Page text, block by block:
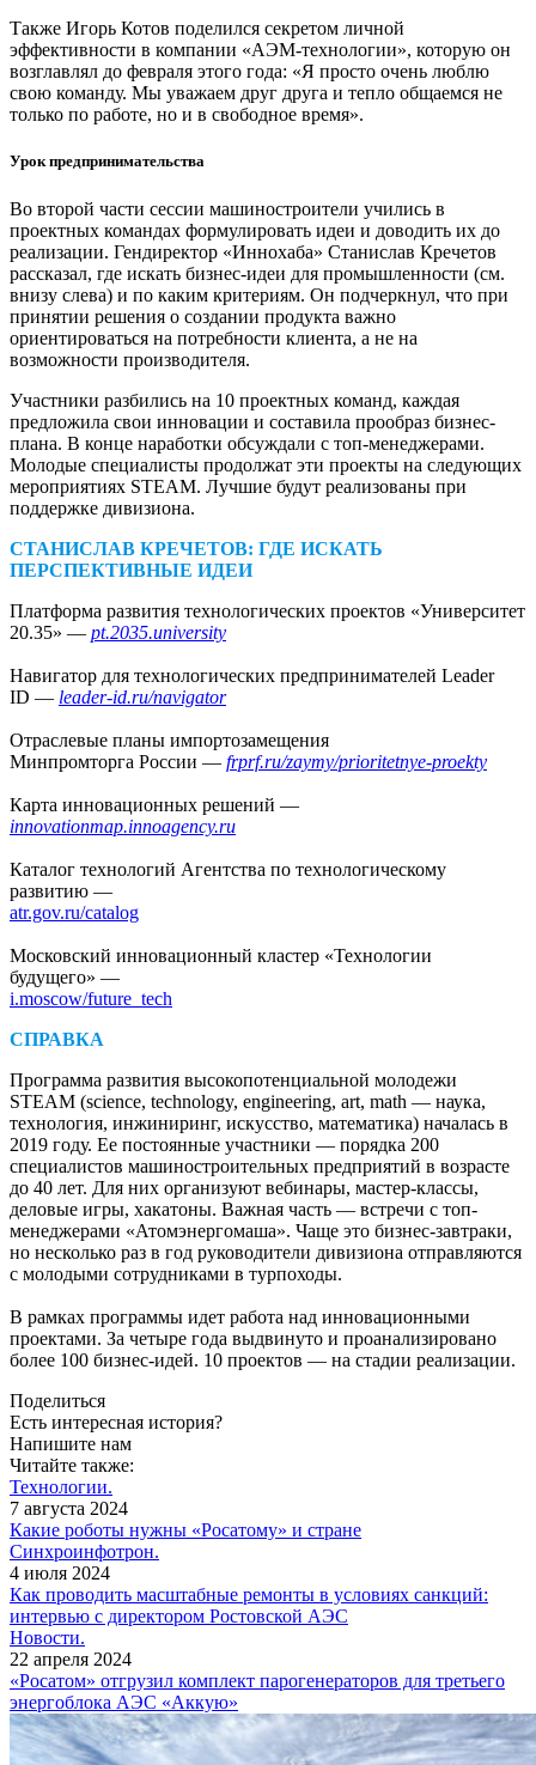
Также Игорь Котов поделился секретом личной
эффективности в компании «АЭМ-технологии», которую он
возглавлял до февраля этого года: «Я просто очень люблю
свою команду. Мы уважаем друг друга и тепло общаемся не
только по работе, но и в свободное время».
Урок предприни­мательства
Во второй части сессии машиностроители учились в
проектных командах формулировать идеи и доводить их до
реализации. Гендиректор «Иннохаба» Станислав Кречетов
рассказал, где искать бизнес-идеи для промышленности (см.
внизу слева) и по каким критериям. Он подчеркнул, что при
принятии решения о создании продукта важно
ориентироваться на потребности клиента, а не на
возможности производителя.
Участники разбились на 10 проектных команд, каждая
предложила свои инновации и составила прообраз бизнес-
плана. В конце наработки обсуждали с топ-менеджерами.
Молодые специалисты продолжат эти проекты на следующих
мероприятиях STEAM. Лучшие будут реализованы при
поддержке дивизиона.
СТАНИСЛАВ КРЕЧЕТОВ: ГДЕ ИСКАТЬ
ПЕРСПЕКТИВНЫЕ ИДЕИ
Платформа развития технологических проектов «Университет
20.35» — ​ pt.2035.university
Навигатор для технологических предпринимателей Leader
ID — ​ leader-id.ru/navigator
Отраслевые планы импорто­замещения
Минпромторга России — frprf.ru/zaymy/prioritetnye-proekty
Карта инновационных решений — ​
innovationmap.innoagency.ru
Каталог технологий Агентства по технологическому
развитию —
atr.gov.ru/catalog
Московский инновационный кластер «Технологии
будущего» —
i.moscow/future_tech
СПРАВКА
Программа развития высокопотенциальной молодежи
STEAM (science, technology, engineering, art, math — ​наука,
технология, инжиниринг, искусство, математика) началась в
2019 году. Ее постоянные участники — ​порядка 200
специалистов машиностроительных предприятий в возрасте
до 40 лет. Для них организуют вебинары, мастер-классы,
деловые игры, хакатоны. Важная часть — ​встречи с топ-
менеджерами «Атомэнергомаша». Чаще это бизнес-завтраки,
но несколько раз в год руководители дивизиона отправляются
с молодыми сотрудниками в турпоходы.
В рамках программы идет работа над инновационными
проектами. За четыре года выдвинуто и проанализировано
более 100 бизнес-идей. 10 проектов — ​на стадии реализации.
Поделиться
Есть интересная история?
Напишите нам
Читайте также:
Технологии.
7 августа 2024
Какие роботы нужны «Росатому» и стране
Синхроинфотрон.
4 июля 2024
Как проводить масштабные ремонты в условиях санкций:
интервью с директором Ростовской АЭС
Новости.
22 апреля 2024
«Росатом» отгрузил комплект парогенераторов для третьего
энергоблока АЭС «Аккую»